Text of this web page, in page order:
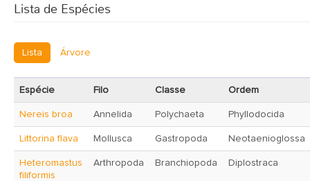
Lista de Espécies
Lista Árvore
Espécie Filo Classe Ordem
Nereis broa Annelida Polychaeta Phyllodocida
Littorina flava Mollusca Gastropoda Neotaenioglossa
Heteromastus
filiformis
Arthropoda Branchiopoda Diplostraca